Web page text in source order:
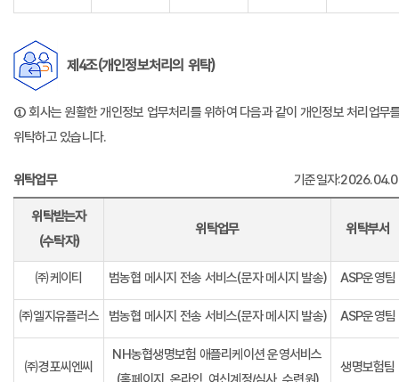
제4조(개인정보처리의 위탁)
① 회사는 원활한 개인정보 업무처리를 위하여 다음과 같이 개인정보 처리업무
위탁하고 있습니다.
위탁업무 기준일자
위탁받는자
(수탁자)
위탁업무 위탁부서
㈜케이티 범농협 메시지 전송 서비스(문자 메시지 발송) ASP운영팀
㈜엘지유플러스 범농협 메시지 전송 서비스(문자 메시지 발송) ASP운영팀
㈜경포씨엔씨
NH농협생명보험 애플리케이션 운영서비스
생명보험팀